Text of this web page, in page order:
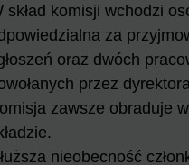
skład komisji wchodzi
za
oraz dwóch
przez
zawsze obraduje w
nieobecność